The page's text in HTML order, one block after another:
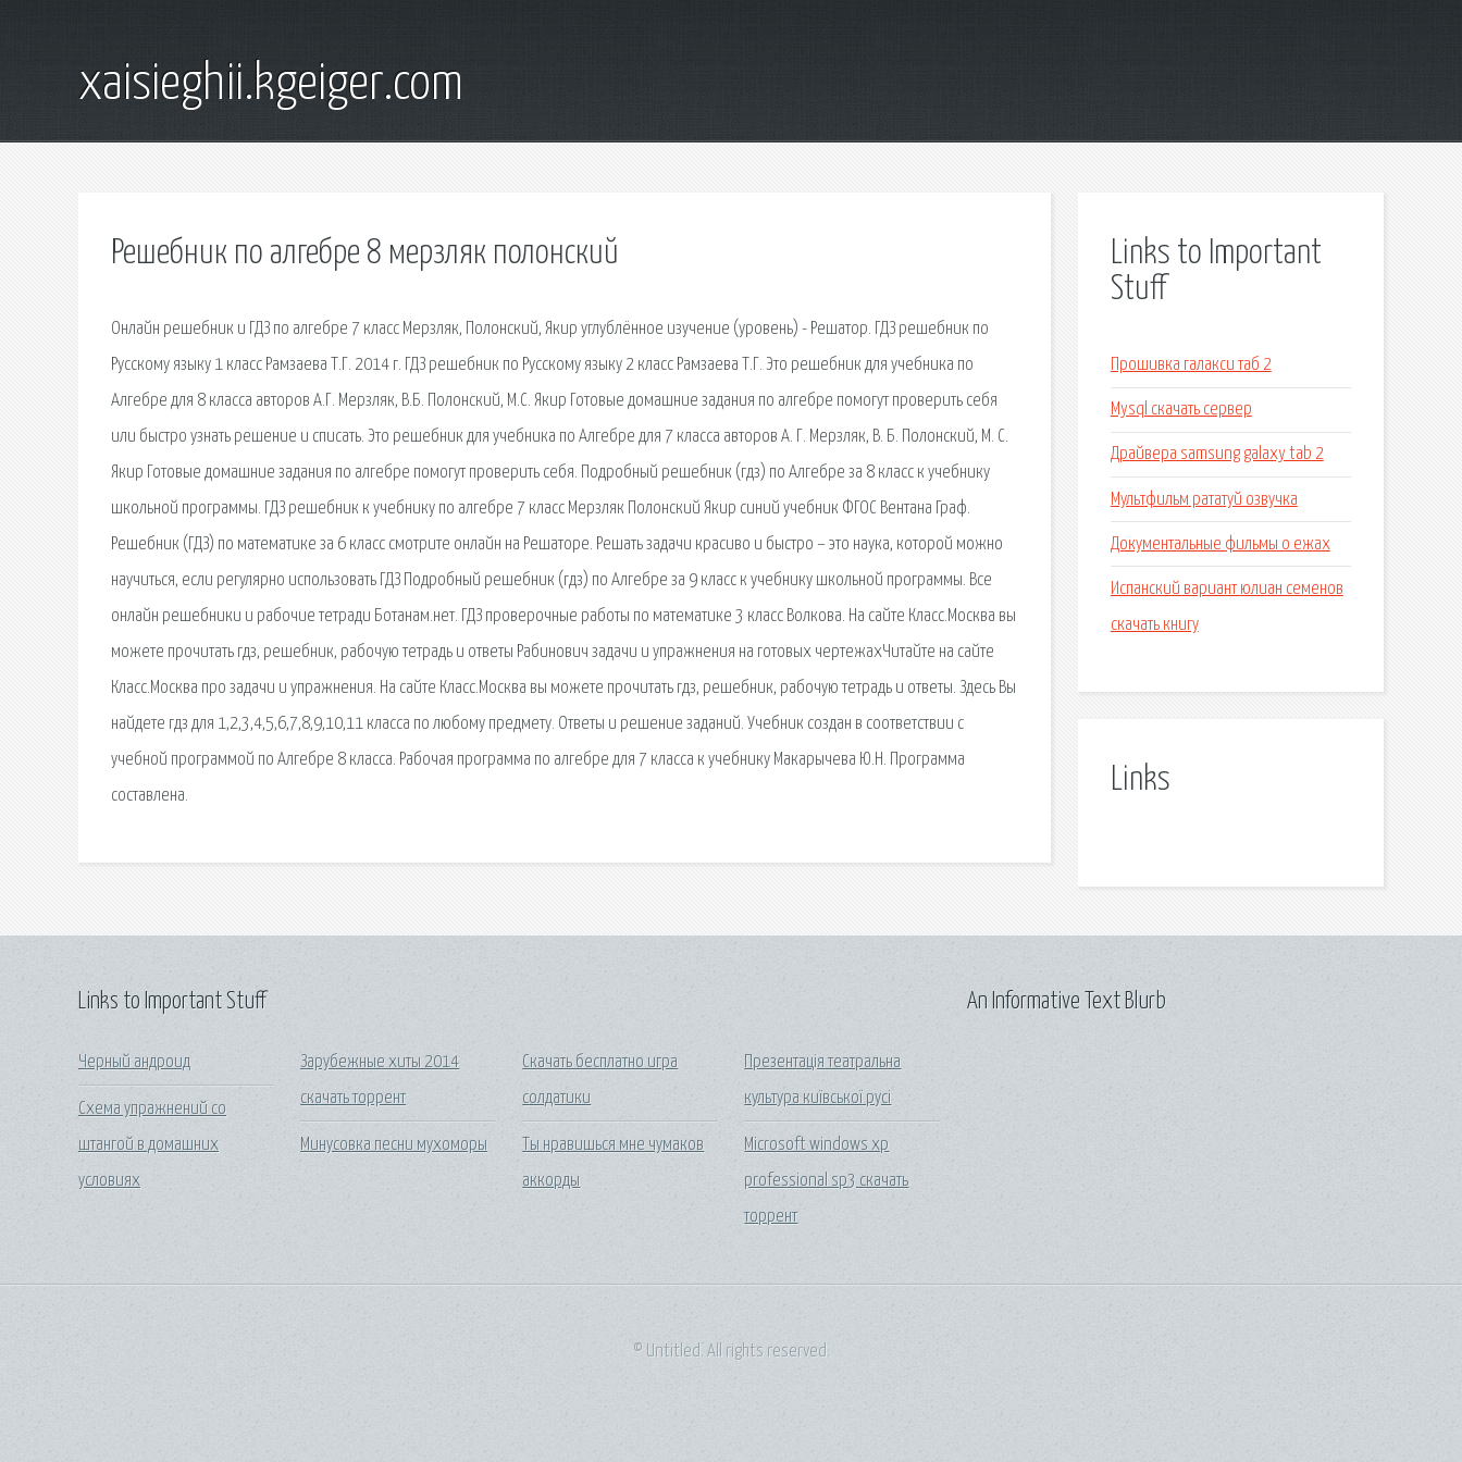
xaisieghii.kgeiger.com
Решебник по алгебре 8 мерзляк полонский
Онлайн решебник и ГДЗ по алгебре 7 класс Мерзляк, Полонский, Якир углублённое изучение (уровень) - Решатор. ГДЗ решебник по
Русскому языку 1 класс Рамзаева Т.Г. 2014 г. ГДЗ решебник по Русскому языку 2 класс Рамзаева Т.Г. Это решебник для учебника по
Алгебре для 8 класса авторов А.Г. Мерзляк, В.Б. Полонский, М.С. Якир Готовые домашние задания по алгебре помогут проверить себя
или быстро узнать решение и списать. Это решебник для учебника по Алгебре для 7 класса авторов А. Г. Мерзляк, В. Б. Полонский, М. С.
Якир Готовые домашние задания по алгебре помогут проверить себя. Подробный решебник (гдз) по Алгебре за 8 класс к учебнику
школьной программы. ГДЗ решебник к учебнику по алгебре 7 класс Мерзляк Полонский Якир синий учебник ФГОС Вентана Граф.
Решебник (ГДЗ) по математике за 6 класс смотрите онлайн на Решаторе. Решать задачи красиво и быстро – это наука, которой можно
научиться, если регулярно использовать ГДЗ Подробный решебник (гдз) по Алгебре за 9 класс к учебнику школьной программы. Все
онлайн решебники и рабочие тетради Ботанам.нет. ГДЗ проверочные работы по математике 3 класс Волкова. На сайте Класс.Москва вы
можете прочитать гдз, решебник, рабочую тетрадь и ответы Рабинович задачи и упражнения на готовых чертежахЧитайте на сайте
Класс.Москва про задачи и упражнения. На сайте Класс.Москва вы можете прочитать гдз, решебник, рабочую тетрадь и ответы. Здесь Вы
найдете гдз для 1,2,3,4,5,6,7,8,9,10,11 класса по любому предмету. Ответы и решение заданий. Учебник создан в соответствии с
учебной программой по Алгебре 8 класса. Рабочая программа по алгебре для 7 класса к учебнику Макарычева Ю.Н. Программа
составлена.
Links to Important
Stuff
Прошивка галакси таб 2
Mysql скачать сервер
Драйвера samsung galaxy tab 2
Мультфильм рататуй озвучка
Документальные фильмы о ежах
Испанский вариант юлиан семенов
скачать книгу
Links
Links to Important Stuff
Черный андроид
Схема упражнений со
штангой в домашних
условиях
Зарубежные хиты 2014
скачать торрент
Минусовка песни мухоморы
Скачать бесплатно игра
солдатики
Ты нравишься мне чумаков
аккорды
Презентація театральна
культура київської русі
Microsoft windows xp
professional sp3 скачать
торрент
An Informative Text Blurb
© Untitled. All rights reserved.